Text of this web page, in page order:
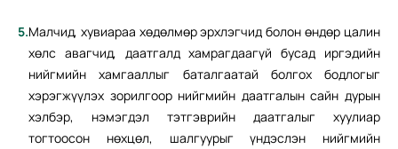
Малчид, хувиараа хөдөлмөр эрхлэгчид болон өндөр цалин
хөлс авагчид, даатгалд хамрагдаагүй бусад иргэдийн
нийгмийн хамгааллыг баталгаатай болгох бодлогыг
хэрэгжүүлэх зорилгоор нийгмийн даатгалын сайн дурын
хэлбэр, нэмэгдэл тэтгэврийн даатгалыг хуулиар
тогтоосон нөхцөл, шалгуурыг үндэслэн нийгмийн